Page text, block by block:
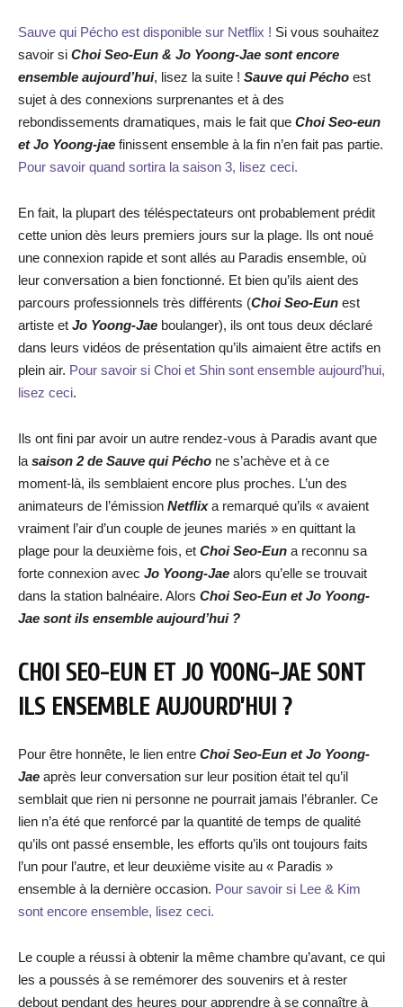
Sauve qui Pécho est disponible sur Netflix ! Si vous souhaitez
savoir si Choi Seo-Eun & Jo Yoong-Jae sont encore
ensemble aujourd’hui, lisez la suite ! Sauve qui Pécho est
sujet à des connexions surprenantes et à des
rebondissements dramatiques, mais le fait que Choi Seo-eun
et Jo Yoong-jae finissent ensemble à la fin n’en fait pas partie.
Pour savoir quand sortira la saison 3, lisez ceci.
En fait, la plupart des téléspectateurs ont probablement prédit
cette union dès leurs premiers jours sur la plage. Ils ont noué
une connexion rapide et sont allés au Paradis ensemble, où
leur conversation a bien fonctionné. Et bien qu’ils aient des
parcours professionnels très différents (Choi Seo-Eun est
artiste et Jo Yoong-Jae boulanger), ils ont tous deux déclaré
dans leurs vidéos de présentation qu’ils aimaient être actifs en
plein air. Pour savoir si Choi et Shin sont ensemble aujourd’hui,
lisez ceci.
Ils ont fini par avoir un autre rendez-vous à Paradis avant que
la saison 2 de Sauve qui Pécho ne s’achève et à ce
moment-là, ils semblaient encore plus proches. L’un des
animateurs de l’émission Netflixa remarqué qu’ils « avaient
vraiment l’air d’un couple de jeunes mariés » en quittant la
plage pour la deuxième fois, et Choi Seo-Eun a reconnu sa
forte connexion avec Jo Yoong-Jae alors qu’elle se trouvait
dans la station balnéaire. Alors Choi Seo-Eun et Jo Yoong-
Jae sont ils ensemble aujourd’hui ?
CHOI SEO-EUN ET JO YOONG-JAESONT
ILS ENSEMBLE AUJOURD’HUI ?
Pour être honnête, le lien entre Choi Seo-Eun et Jo Yoong-
Jae après leur conversation sur leur position était tel qu’il
semblait que rien ni personne ne pourrait jamais l’ébranler. Ce
lien n’a été que renforcé par la quantité de temps de qualité
qu’ils ont passé ensemble, les efforts qu’ils ont toujours faits
l’un pour l’autre, et leur deuxième visite au « Paradis »
ensemble à la dernière occasion. Pour savoir si Lee & Kim
sont encore ensemble, lisez ceci.
Le couple a réussi à obtenir la même chambre qu’avant, ce qui
les a poussés à se remémorer des souvenirs et à rester
debout pendant des heures pour apprendre à se connaître à